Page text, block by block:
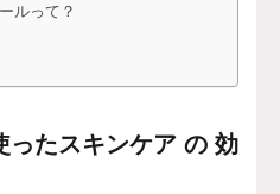
ルって？
ったスキンケア の 効